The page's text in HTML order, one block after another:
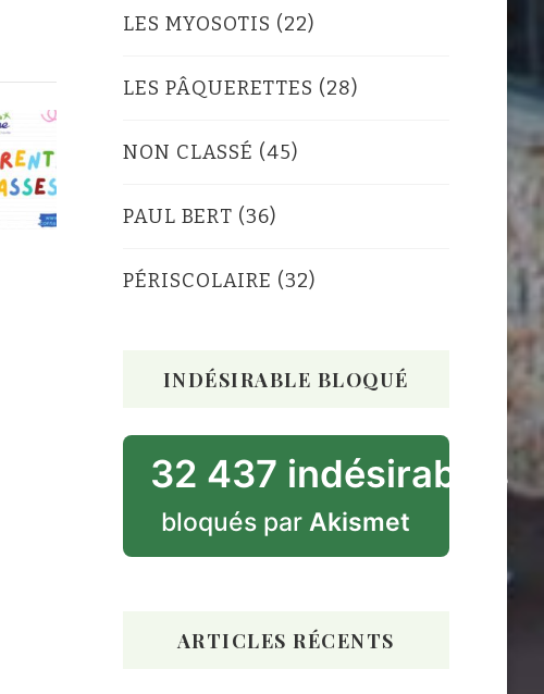
LES MYOSOTIS (22)
LES PÂQUERETTES (28)
NON CLASSÉ (45)
PAUL BERT (36)
PÉRISCOLAIRE (32)
INDÉSIRABLE BLOQUÉ
32 437 indésirables
bloqués parAkismet
ARTICLES RÉCENTS